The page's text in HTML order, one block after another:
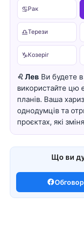
♋Рак
♎Терези
♑Козеріг
♌ Лев Ви будете
використайте цю
планів. Ваша
однодумців та
проєктах, які
Що ви